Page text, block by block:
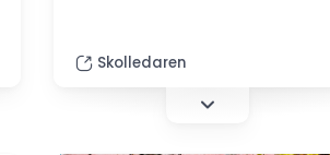
för att studera hur undervisning
kan motverka antisemitism.
Dessutom visar det sig att
Skolledaren